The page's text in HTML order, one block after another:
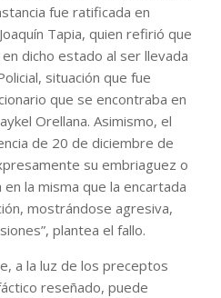
fue ratificada en
Tapia, quien refirió que
dicho estado al ser llevada
situación que fue
que se encontraba en
Orellana. Asimismo, el
de 20 de diciembre de
su embriaguez o
la misma que la encartada
mostrándose agresiva,
plantea el fallo.
a la luz de los preceptos
reseñado, puede